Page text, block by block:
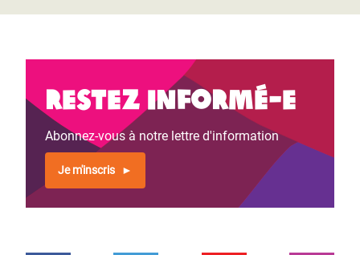
Restez informé-e
Abonnez-vous à notre lettre d'information
Je m'inscris